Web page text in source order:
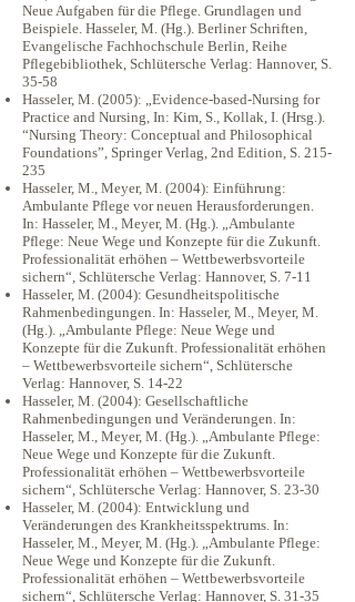
Neue Aufgaben für die Pflege. Grundlagen und
Beispiele. Hasseler, M. (Hg.). Berliner Schriften,
Evangelische Fachhochschule Berlin, Reihe
Pflegebibliothek, Schlütersche Verlag: Hannover, S.
35-58
Hasseler, M. (2005): „Evidence-based-Nursing for
Practice and Nursing, In: Kim, S., Kollak, I. (Hrsg.).
“Nursing Theory: Conceptual and Philosophical
Foundations”, Springer Verlag, 2nd Edition, S. 215-
235
Hasseler, M., Meyer, M. (2004): Einführung:
Ambulante Pflege vor neuen Herausforderungen.
In: Hasseler, M., Meyer, M. (Hg.). „Ambulante
Pflege: Neue Wege und Konzepte für die Zukunft.
Professionalität erhöhen – Wettbewerbsvorteile
sichern“, Schlütersche Verlag: Hannover, S. 7-11
Hasseler, M. (2004): Gesundheitspolitische
Rahmenbedingungen. In: Hasseler, M., Meyer, M.
(Hg.). „Ambulante Pflege: Neue Wege und
Konzepte für die Zukunft. Professionalität erhöhen
– Wettbewerbsvorteile sichern“, Schlütersche
Verlag: Hannover, S. 14-22
Hasseler, M. (2004): Gesellschaftliche
Rahmenbedingungen und Veränderungen. In:
Hasseler, M., Meyer, M. (Hg.). „Ambulante Pflege:
Neue Wege und Konzepte für die Zukunft.
Professionalität erhöhen – Wettbewerbsvorteile
sichern“, Schlütersche Verlag: Hannover, S. 23-30
Hasseler, M. (2004): Entwicklung und
Veränderungen des Krankheitsspektrums. In:
Hasseler, M., Meyer, M. (Hg.). „Ambulante Pflege:
Neue Wege und Konzepte für die Zukunft.
Professionalität erhöhen – Wettbewerbsvorteile
sichern“, Schlütersche Verlag: Hannover, S. 31-35